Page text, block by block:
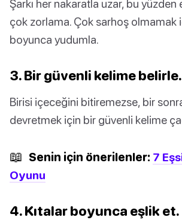
Şarkı her nakaratla uzar, bu
çok zorlama. Çok sarhoş olmamak
boyunca yudumla.
3. Bir güvenli kelime belirle.
Birisi içeceğini bitiremezse, bir
devretmek için bir güvenli kelime
📖 Senin için önerilenler: 7
Oyunu
4. Kıtalar boyunca eşlik et.